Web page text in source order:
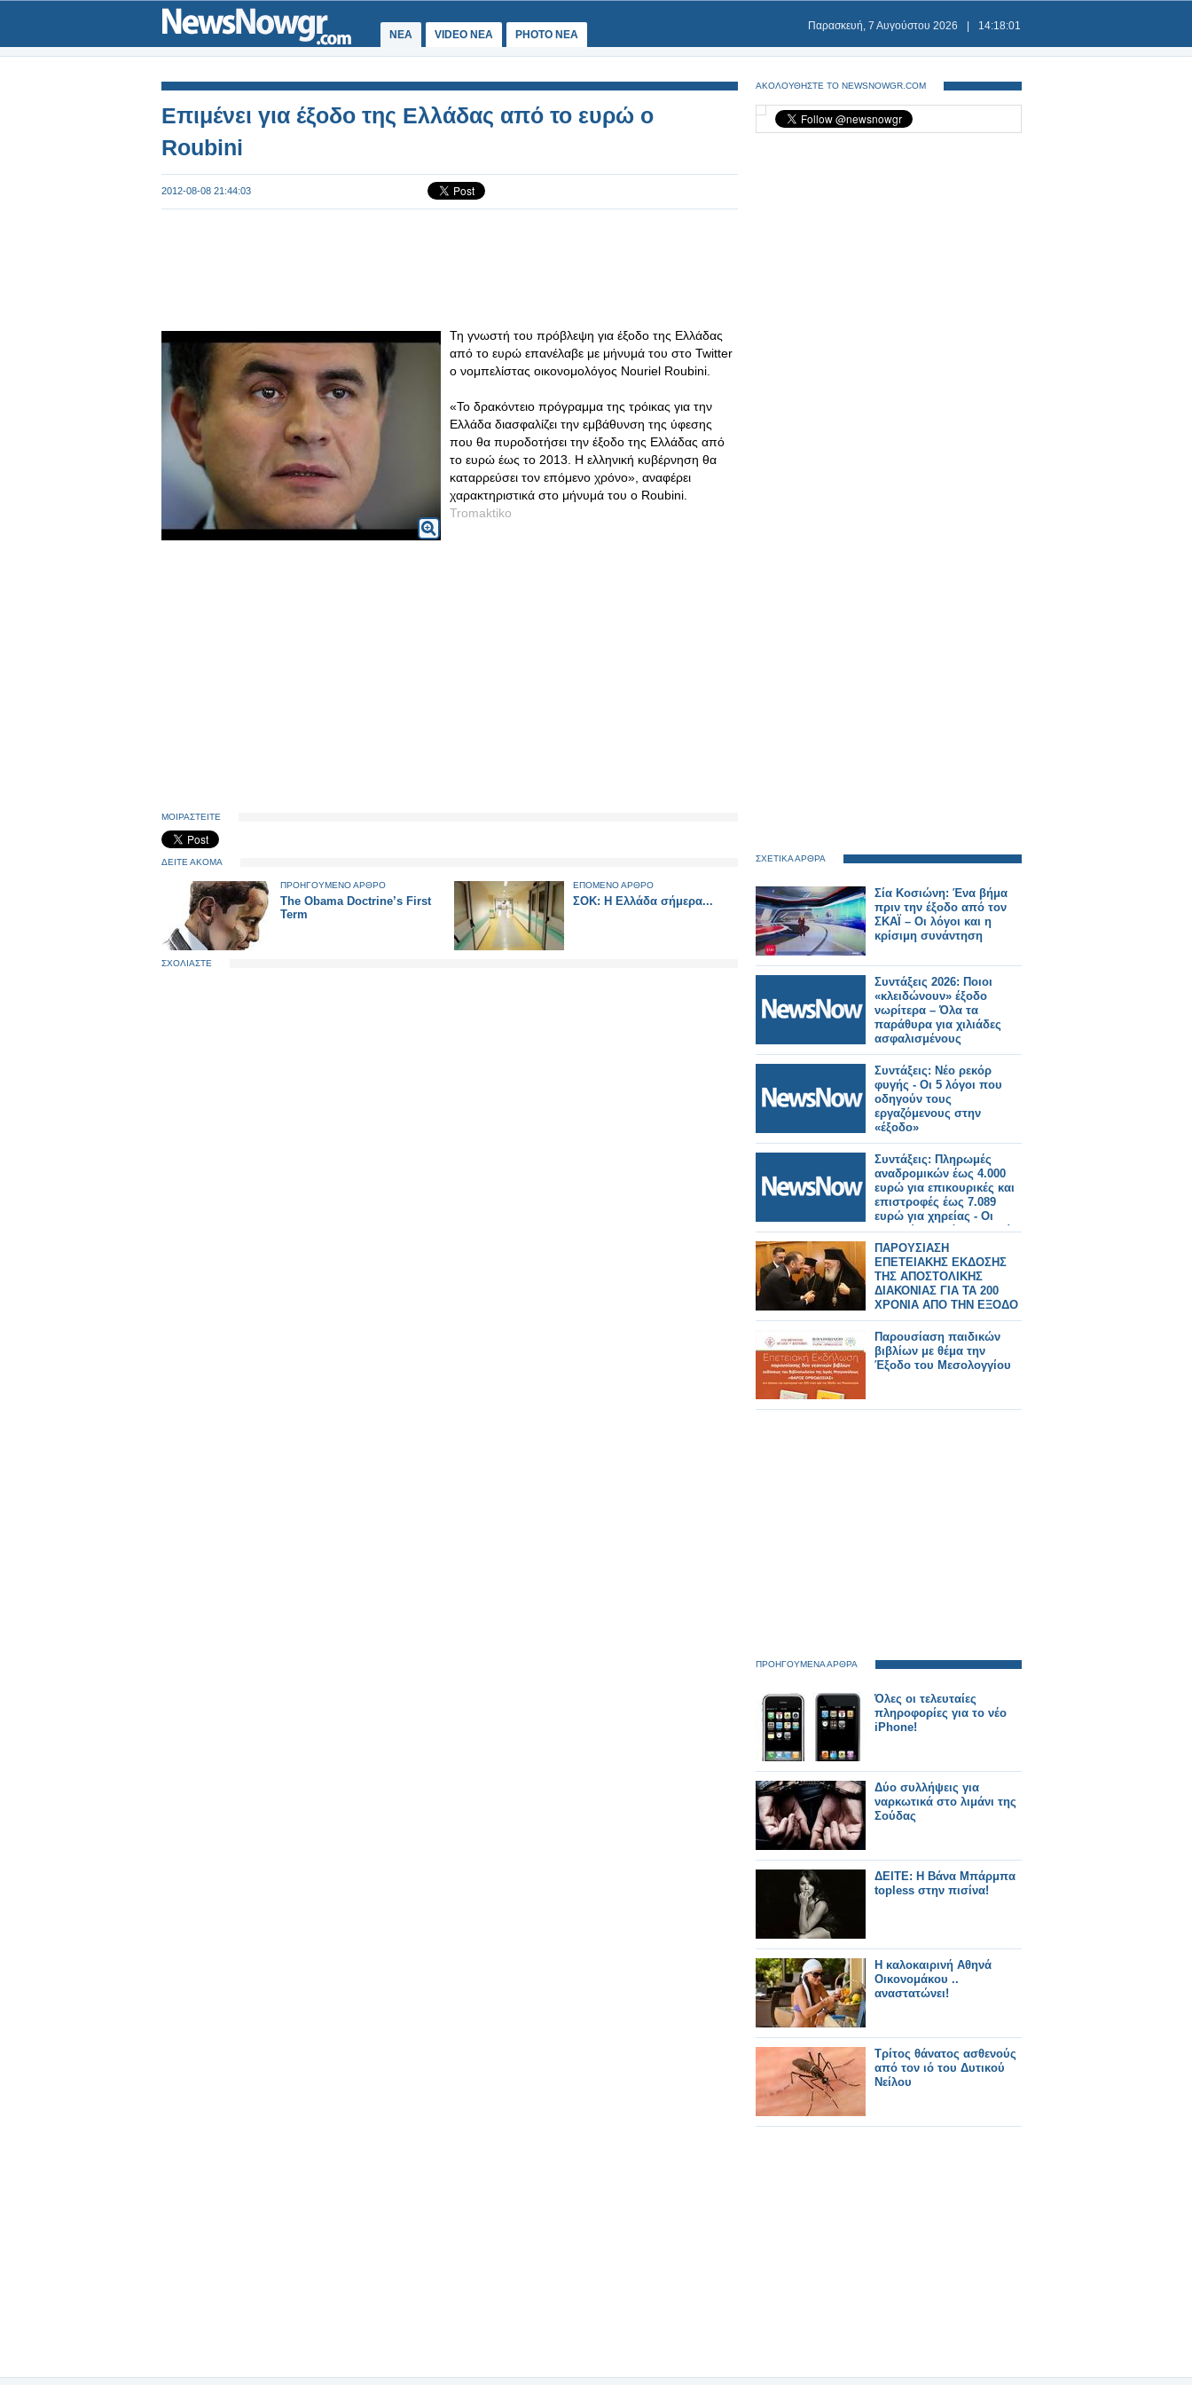
ΝΕΑ VIDEO NEA PHOTO NEA
Παρασκευή, 7 Αυγούστου 2026 14:18:02
Επιμένει για έξοδο της Ελλάδας από το ευρώ ο
Roubini
2012-08-08 21:44:03
Τη γνωστή του πρόβλεψη για έξοδο της Ελλάδας
από το ευρώ επανέλαβε με μήνυμά του στο Twitter
ο νομπελίστας οικονομολόγος Nouriel Roubini.
«Το δρακόντειο πρόγραμμα της τρόικας για την
Ελλάδα διασφαλίζει την εμβάθυνση της ύφεσης
που θα πυροδοτήσει την έξοδο της Ελλάδας από
το ευρώ έως το 2013. Η ελληνική κυβέρνηση θα
καταρρεύσει τον επόμενο χρόνο», αναφέρει
χαρακτηριστικά στο μήνυμά του ο Roubini.
Tromaktiko
ΜΟΙΡΑΣΤΕΙΤΕ
ΔΕΙΤΕ ΑΚΟΜΑ
ΠΡΟΗΓΟΥΜΕΝΟ ΑΡΘΡΟ
The Obama Doctrine’s First
Term
ΕΠΟΜΕΝΟ ΑΡΘΡΟ
ΣΟΚ: Η Ελλάδα σήμερα...
ΣΧΟΛΙΑΣΤΕ
ΑΚΟΛΟΥΘΗΣΤΕ ΤΟ NEWSNOWGR.COM
ΣΧΕΤΙΚΑ ΑΡΘΡΑ
Σία Κοσιώνη: Ένα βήμα
πριν την έξοδο από τον
ΣΚΑΪ – Οι λόγοι και η
κρίσιμη συνάντηση
Συντάξεις 2026: Ποιοι
«κλειδώνουν» έξοδο
νωρίτερα – Όλα τα
παράθυρα για χιλιάδες
ασφαλισμένους
Συντάξεις: Νέο ρεκόρ
φυγής - Οι 5 λόγοι που
οδηγούν τους
εργαζόμενους στην
«έξοδο»
Συντάξεις: Πληρωμές
αναδρομικών έως 4.000
ευρώ για επικουρικές και
επιστροφές έως 7.089
ευρώ για χηρείας - Οι
δικαιούχοι ανά κατηγορία.
ΠΑΡΟΥΣΙΑΣΗ
ΕΠΕΤΕΙΑΚΗΣ ΕΚΔΟΣΗΣ
ΤΗΣ ΑΠΟΣΤΟΛΙΚΗΣ
ΔΙΑΚΟΝΙΑΣ ΓΙΑ ΤΑ 200
ΧΡΟΝΙΑ ΑΠΟ ΤΗΝ ΕΞΟΔΟ
ΤΟΥ ΜΕΣΟΛΟΓΓΙΟΥ
Παρουσίαση παιδικών
βιβλίων με θέμα την
Έξοδο του Μεσολογγίου
ΠΡΟΗΓΟΥΜΕΝΑ ΑΡΘΡΑ
Όλες οι τελευταίες
πληροφορίες για το νέο
iPhone!
Δύο συλλήψεις για
ναρκωτικά στο λιμάνι της
Σούδας
ΔΕΙΤΕ: Η Βάνα Μπάρμπα
topless στην πισίνα!
Η καλοκαιρινή Αθηνά
Οικονομάκου ..
αναστατώνει!
Τρίτος θάνατος ασθενούς
από τον ιό του Δυτικού
Νείλου